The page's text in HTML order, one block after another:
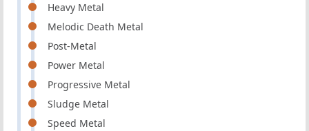
Heavy Metal
Melodic Death Metal
Post-Metal
Power Metal
Progressive Metal
Sludge Metal
Speed Metal